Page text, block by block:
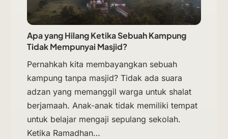
Apa yang Hilang Ketika Sebuah Kampung
Tidak Mempunyai Masjid?
Pernahkah kita membayangkan sebuah
kampung tanpa masjid? Tidak ada suara
adzan yang memanggil warga untuk shalat
berjamaah. Anak-anak tidak memiliki tempat
untuk belajar mengaji sepulang sekolah.
Ketika Ramadhan…